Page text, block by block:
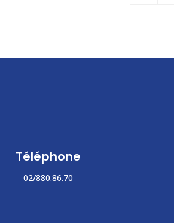
Téléphone
02/880.86.70